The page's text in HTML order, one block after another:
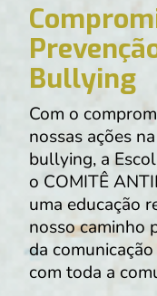
Bullying
Com o
nossas ações
bullying, a
o COMITÊ
uma educação
nosso caminho
da
com toda a